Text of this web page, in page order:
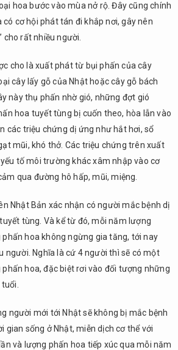
hoa bước vào mùa nở rộ. Đây cũng chính
có cơ hội phát tán đi khắp nơi, gây nên
cho rất nhiều người.
cho là xuất phát từ bụi phấn của cây
cây lấy gỗ của Nhật hoặc cây gỗ bách
này thụ phấn nhờ gió, những đợt gió
hoa tuyết tùng bị cuốn theo, hòa lẫn vào
các triệu chứng dị ứng như hắt hơi, sổ
mũi, khó thở. Các triệu chứng trên xuất
tố môi trường khác xâm nhập vào cơ
qua đường hô hấp, mũi, miệng.
Nhật Bản xác nhận có người mắc bệnh dị
tùng. Và kể từ đó, mỗi năm lượng
hoa không ngừng gia tăng, tới nay
người. Nghĩa là cứ 4 người thì sẽ có một
hoa, đặc biệt rơi vào đối tượng những
người mới tới Nhật sẽ không bị mắc bệnh
gian sống ở Nhật, miễn dịch cơ thể với
và lượng phấn hoa tiếp xúc qua mỗi năm